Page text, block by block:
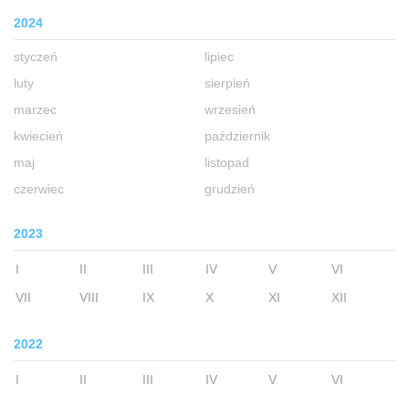
2024
styczeń
luty
marzec
kwiecień
maj
czerwiec
lipiec
sierpień
wrzesień
październik
listopad
grudzień
2023
I II III IV V
VI
VII
VIII IX X XI XII
2022
I II III IV V
VI